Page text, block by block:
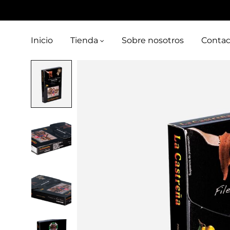
Inicio Tienda Sobre nosotros